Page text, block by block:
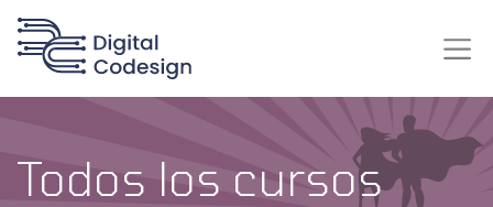
Todos los cursos